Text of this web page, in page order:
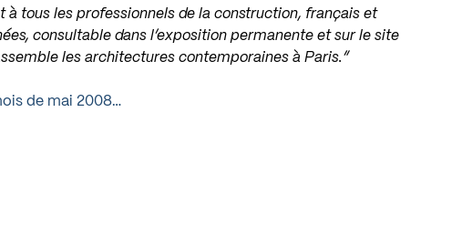
à tous les professionnels de la construction, français et
consultable dans l’exposition permanente et sur le site
les architectures contemporaines à Paris.”
de mai 2008…